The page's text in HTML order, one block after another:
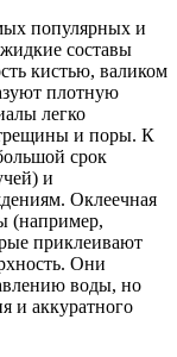
популярных и
составы
кистью, валиком
плотную
легко
и поры. К
срок
и
Оклеечная
(например,
приклеивают
Они
воды, но
и аккуратного